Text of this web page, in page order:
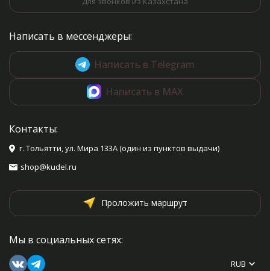
Написать в мессенджеры:
Написать в Telegram
Написать в MAX
Контакты:
г. Тольятти, ул. Мира 133А (один из пунктов выдачи)
shop@kudel.ru
Проложить маршрут
Мы в социальных сетях:
RUB